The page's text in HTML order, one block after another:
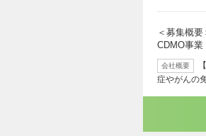
＜募集概
CDMO事
会社概要
症やがんの